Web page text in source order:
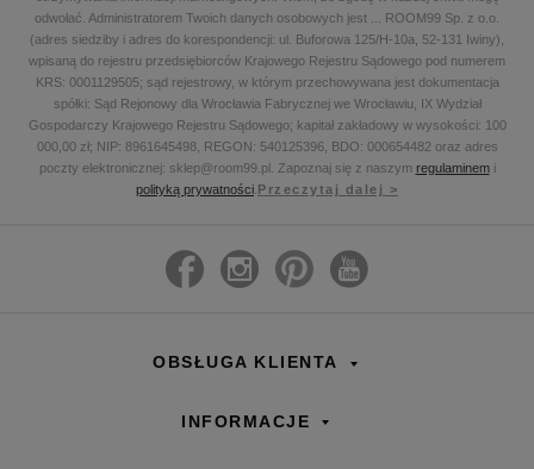
odwołać. Administratorem Twoich danych osobowych jest
ROOM99 Sp. z o.o.
(adres siedziby i adres do korespondencji: ul. Buforowa 125/H-10a, 52-131 Iwiny),
wpisaną do rejestru przedsiębiorców Krajowego Rejestru Sądowego pod numerem
KRS: 0001129505; sąd rejestrowy, w którym przechowywana jest dokumentacja
spółki: Sąd Rejonowy dla Wrocławia Fabrycznej we Wrocławiu, IX Wydział
Gospodarczy Krajowego Rejestru Sądowego; kapitał zakładowy w wysokości: 100
000,00 zł; NIP: 8961645498, REGON: 540125396, BDO: 000654482 oraz adres
poczty elektronicznej: sklep@room99.pl. Zapoznaj się z naszym regulaminemi
polityką prywatności Przeczytaj dalej >
OBSŁUGA KLIENTA
INFORMACJE